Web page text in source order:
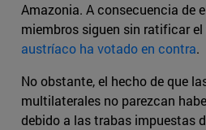
Amazonia. A consecuencia de
miembros siguen sin ratificar
austríaco ha votado en contra.
No obstante, el hecho de que
multilaterales no parezcan
debido a las trabas impuestas